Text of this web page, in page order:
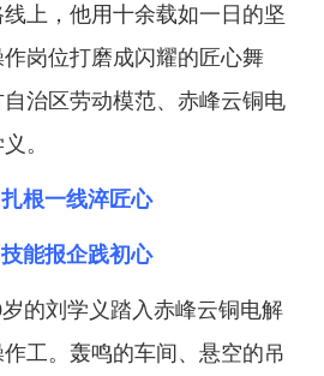
上，他用十余载如一日的坚
岗位打磨成闪耀的匠心舞
治区劳动模范、赤峰云铜电
。
扎根一线淬匠心
技能报企践初心
的刘学义踏入赤峰云铜电解
工。轰鸣的车间、悬空的吊